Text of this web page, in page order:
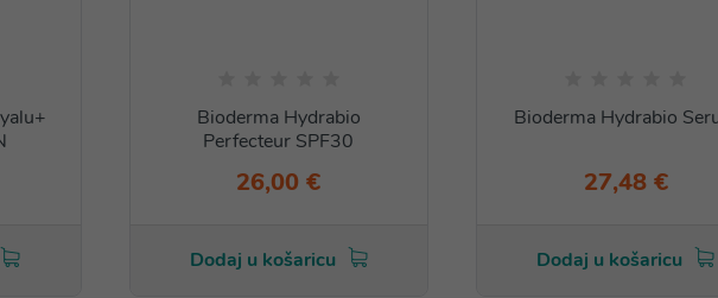
Bioderma Hydrabio
Perfecteur SPF30
26,00 €
Dodaj u košaricu
Bioderma Hydrabio
27,48 €
Dodaj u košaricu